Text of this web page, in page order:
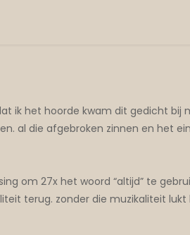
ik het hoorde kwam dit gedicht bij
al die afgebroken zinnen en het
om 27x het woord “altijd” te
terug. zonder die muzikaliteit